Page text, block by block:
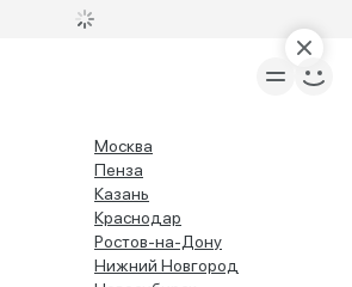
Москва
Пенза
Казань
Краснодар
Ростов-на-Дону
Нижний Новгород